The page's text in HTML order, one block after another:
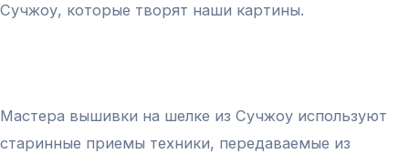
Сучжоу, которые творят наши картины.
Мастера вышивки на шелке из Сучжоу используют
старинные приемы техники, передаваемые из